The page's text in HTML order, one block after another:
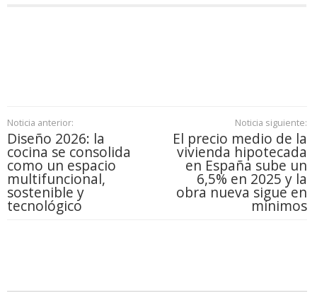
Noticia anterior:
Diseño 2026: la
cocina se consolida
como un espacio
multifuncional,
sostenible y
tecnológico
Noticia siguiente:
El precio medio de la
vivienda hipotecada
en España sube un
6,5% en 2025 y la
obra nueva sigue en
mínimos